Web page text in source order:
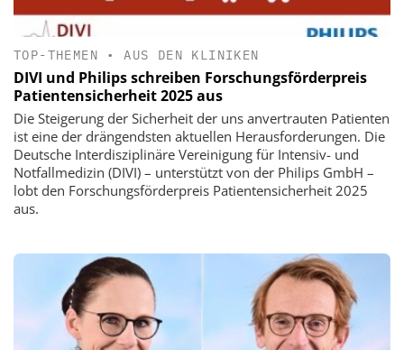
TOP-THEMEN •AUS DEN KLINIKEN
DIVI und Philips schreiben Forschungsförderpreis
Patientensicherheit 2025 aus
Die Steigerung der Sicherheit der uns anvertrauten Patienten
ist eine der drängendsten aktuellen Herausforderungen. Die
Deutsche Interdisziplinäre Vereinigung für Intensiv- und
Notfallmedizin (DIVI) – unterstützt von der Philips GmbH –
lobt den Forschungsförderpreis Patientensicherheit 2025
aus.